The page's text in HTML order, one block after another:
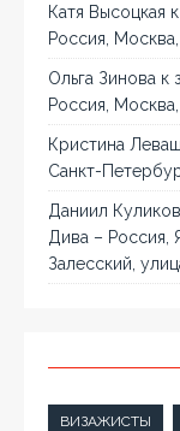
Катя Высоцкая
Россия,
Ольга Зинова к
Россия,
Кристина
Санкт-
Даниил Куликов
Дива – Россия,
Залесский,
ВИЗАЖИСТЫ